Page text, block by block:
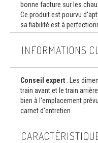
bonne facture sur les
Ce produit est pourvu
sa fiabilité est à
INFORMATIONS
Conseil expert : Les
train avant et le train
bien à l'emplacement
carnet d'entretien.